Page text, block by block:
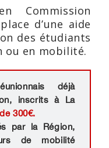
Commission
d’une aide
des étudiants
ou en mobilité.
déjà
inscrits à La
300€.
par la Région,
de mobilité